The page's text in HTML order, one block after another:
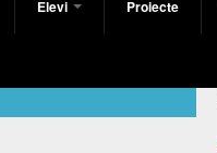
Elevi Proiecte